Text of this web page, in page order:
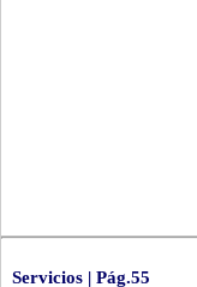
Servicios | Pág.55